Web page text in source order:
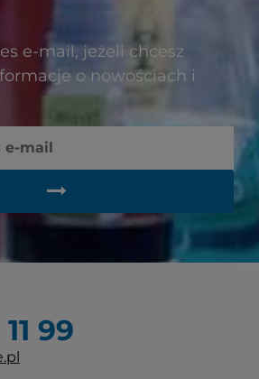
e-mail, jeżeli chcesz
o nowościach i
99